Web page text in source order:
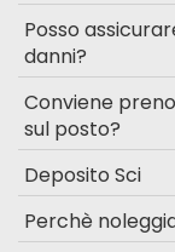
Posso
danni?
Conviene
sul posto?
Deposito Sci
Perchè